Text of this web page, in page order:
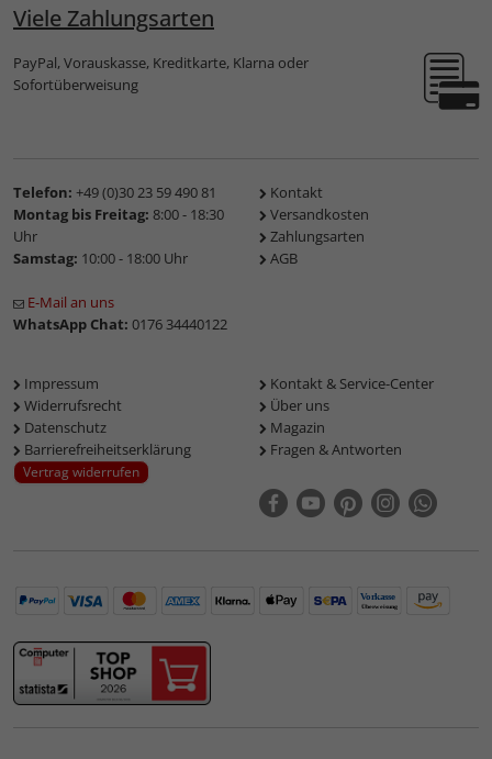
Viele Zahlungsarten
PayPal, Vorauskasse, Kreditkarte, Klarna oder
Sofortüberweisung
Telefon: +49 (0)30 23 59 490 81
Montag bis Freitag: 8:00 - 18:30
Uhr
Samstag: 10:00 - 18:00 Uhr
E-Mail an uns
WhatsApp Chat: 0176 34440122
Kontakt
Versandkosten
Zahlungsarten
AGB
Impressum
Widerrufsrecht
Datenschutz
Barrierefreiheitserklärung
Vertrag widerrufen
Kontakt & Service-Center
Über uns
Magazin
Fragen & Antworten